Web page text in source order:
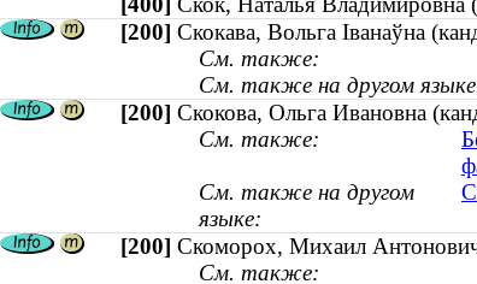
[200] Скокава, Вольга Іванаўна
См. также:
См. также на другом
[200] Скокова, Ольга Ивановна
См. также:
См. также на другом
языке:
[200] Скоморох, Михаил
См. также: